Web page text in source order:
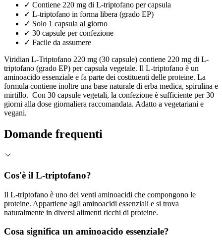
✓ Contiene 220 mg di L-triptofano per capsula
✓ L-triptofano in forma libera (grado EP)
✓ Solo 1 capsula al giorno
✓ 30 capsule per confezione
✓ Facile da assumere
Viridian L-Triptofano 220 mg (30 capsule) contiene 220 mg di L-
triptofano (grado EP) per capsula vegetale. Il L-triptofano è un
aminoacido essenziale e fa parte dei costituenti delle proteine. La
formula contiene inoltre una base naturale di erba medica, spirulina e
mirtillo. Con 30 capsule vegetali, la confezione è sufficiente per 30
giorni alla dose giornaliera raccomandata. Adatto a vegetariani e
vegani.
Domande frequenti
Cos'è il L-triptofano?
Il L-triptofano è uno dei venti aminoacidi che compongono le
proteine. Appartiene agli aminoacidi essenziali e si trova
naturalmente in diversi alimenti ricchi di proteine.
Cosa significa un aminoacido essenziale?